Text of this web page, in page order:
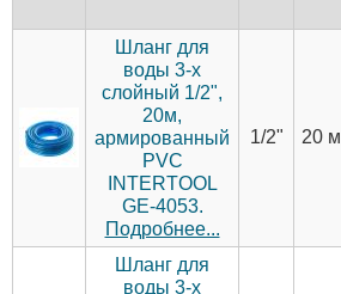
Шланг для
воды 3-х
слойный 1/2",
20м,
армированный
PVC
INTERTOOL
GE-4053.
Подробнее...
1/2" 20 м
Шланг для
воды 3-х